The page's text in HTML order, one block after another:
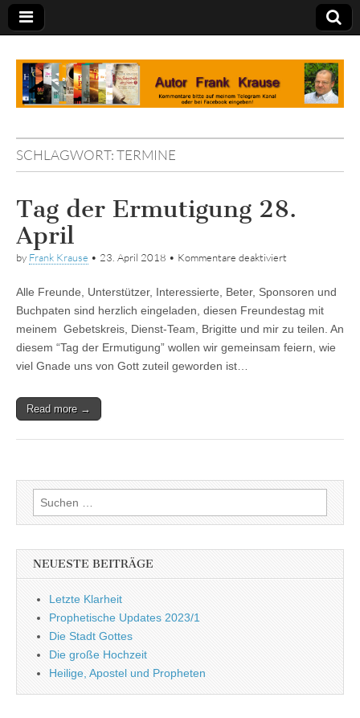
Tagebuch
SCHLAGWORT:TERMINE
Tag der Ermutigung 28.
April
by Frank Krause • 23. April 2018 • Kommentare deaktiviert
Ermutigung
28.
April
Alle Freunde, Unterstützer, Interessierte, Beter, Sponsoren und
Buchpaten sind herzlich eingeladen, diesen Freundestag mit
meinem Gebetskreis, Dienst-Team, Brigitte und mir zu teilen. An
diesem “Tag der Ermutigung” wollen wir gemeinsam feiern, wie
viel Gnade uns von Gott zuteil geworden ist…
Read more →
Suchen
nach:
NEUESTE BEITRÄGE
Letzte Klarheit
Prophetische Updates 2023/1
Die Stadt Gottes
Die große Hochzeit
Heilige, Apostel und Propheten